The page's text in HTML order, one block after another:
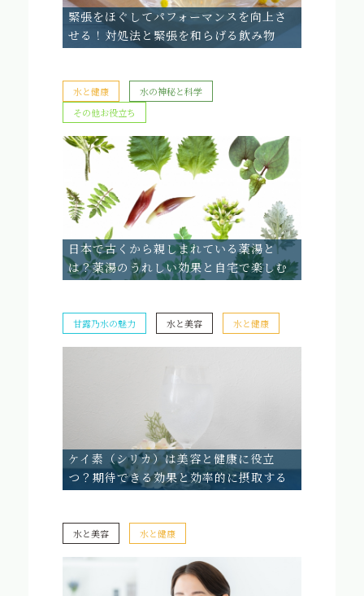
緊張をほぐしてパフォーマンスを向上さ
せる！対処法と緊張を和らげる飲み物
水と健康
水の神秘と科学
その他お役立ち
日本で古くから親しまれている薬湯と
は？薬湯のうれしい効果と自宅で楽しむ
方法
甘露乃水の魅力 水と美容 水と健康
ケイ素（シリカ）は美容と健康に役立
つ？期待できる効果と効率的に摂取する
水と美容 水と健康